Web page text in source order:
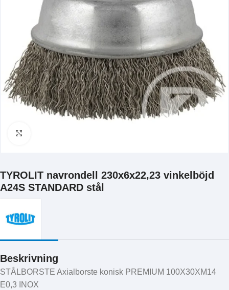
TYROLIT navrondell 230x6x22,23 vinkelböjd
A24S STANDARD stål
Beskrivning
STÅLBORSTE Axialborste konisk PREMIUM 100X30XM14
E0,3 INOX